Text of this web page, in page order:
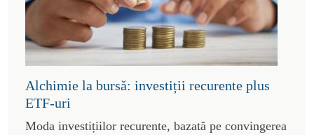
Alchimie la bursă: investiții recurente plus
ETF-uri
Moda investițiilor recurente, bazată pe convingerea